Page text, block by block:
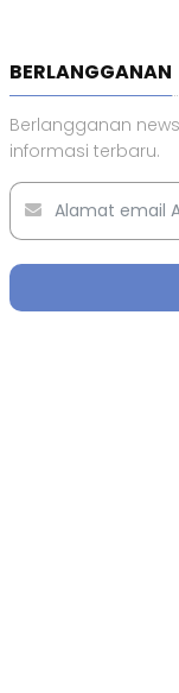
BERLANGGANAN
Berlangganan
informasi terbaru.